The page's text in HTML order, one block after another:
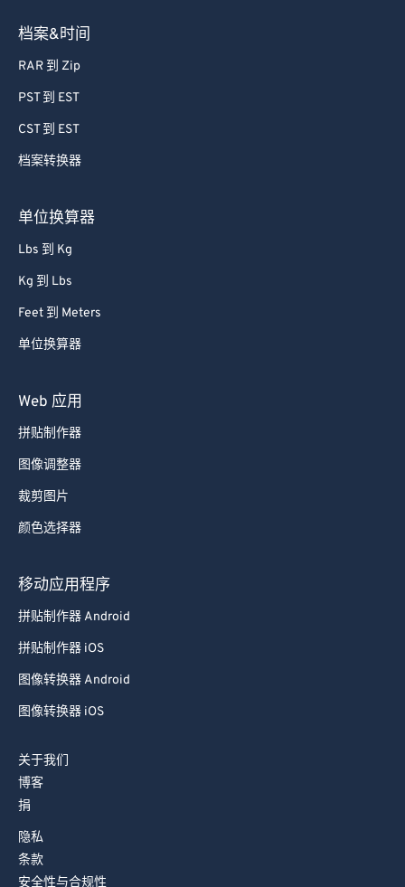
档案&时间
RAR 到 Zip
PST 到 EST
CST 到 EST
档案转换器
单位换算器
Lbs 到 Kg
Kg 到 Lbs
Feet 到 Meters
单位换算器
Web 应用
拼贴制作器
图像调整器
裁剪图片
颜色选择器
移动应用程序
拼贴制作器 Android
拼贴制作器 iOS
图像转换器 Android
图像转换器 iOS
关于我们
博客
捐
隐私
条款
安全性与合规性